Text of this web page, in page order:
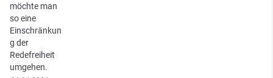
möchte man
so eine
Einschränkun
g der
Redefreiheit
umgehen.